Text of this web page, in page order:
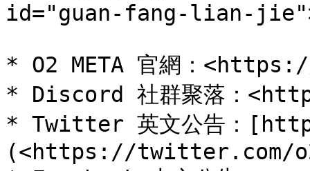
id="guan-fang-lian-
* O2 META 官網：
* Discord 社群聚落：
* Twitter 英文公告：
(<https://twitter.com/